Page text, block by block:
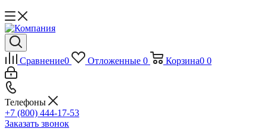
Сравнение0 Отложенные 0 Корзина0 0
Телефоны
+7 (800) 444-17-53
Заказать звонок